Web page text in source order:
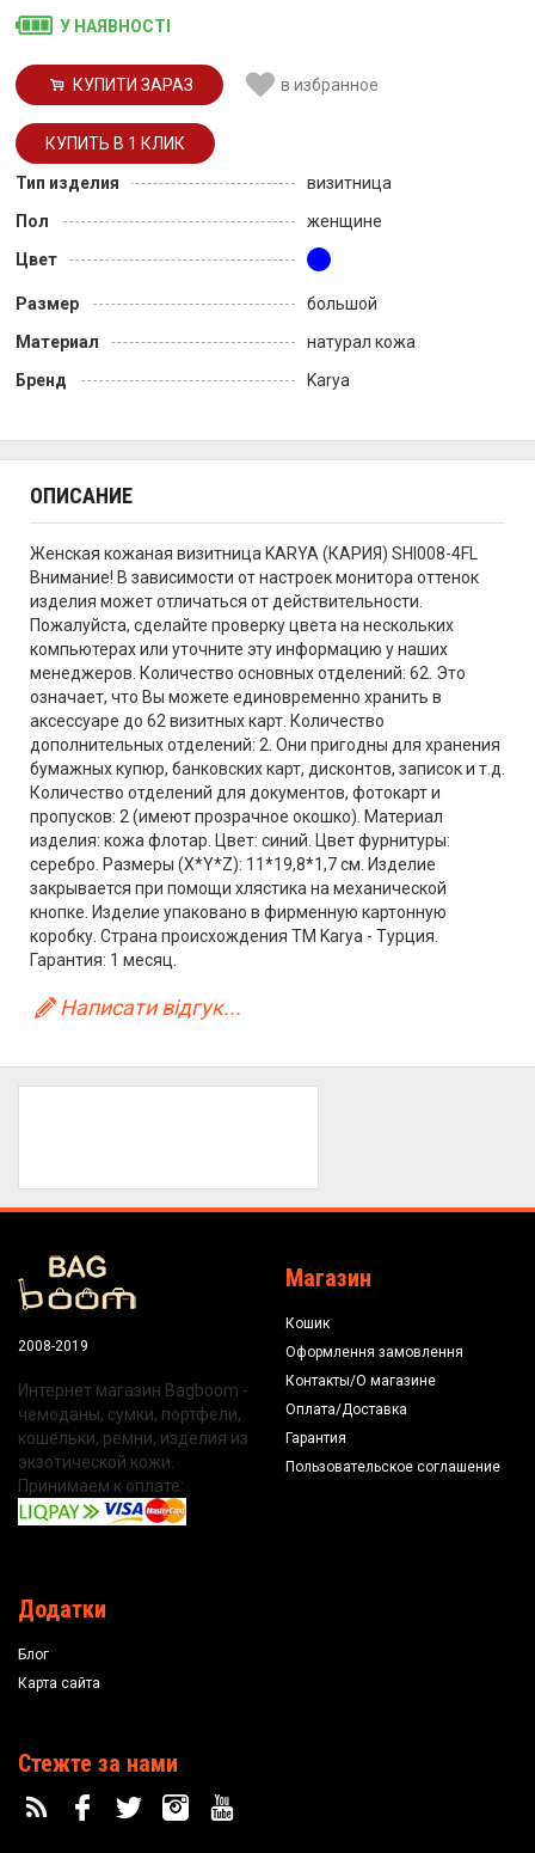
У НАЯВНОСТІ
КУПИТИ ЗАРАЗ в избранное
Тип изделия
визитница
Пол
женщине
Цвет
Размер
большой
Материал
натурал кожа
Бренд
Karya
ОПИСАНИЕ
Женская кожаная визитница KARYA (КАРИЯ) SHI008-4FL
Внимание! В зависимости от настроек монитора оттенок
изделия может отличаться от действительности.
Пожалуйста, сделайте проверку цвета на нескольких
компьютерах или уточните эту информацию у наших
менеджеров. Количество основных отделений: 62. Это
означает, что Вы можете единовременно хранить в
аксессуаре до 62 визитных карт. Количество
дополнительных отделений: 2. Они пригодны для хранения
бумажных купюр, банковских карт, дисконтов, записок и т.д.
Количество отделений для документов, фотокарт и
пропусков: 2 (имеют прозрачное окошко). Материал
изделия: кожа флотар. Цвет: синий. Цвет фурнитуры:
серебро. Размеры (X*Y*Z): 11*19,8*1,7 см. Изделие
закрывается при помощи хлястика на механической
кнопке. Изделие упаковано в фирменную картонную
коробку. Страна происхождения TM Karya - Турция.
Гарантия: 1 месяц.
Написати відгук...
2008-2019
Интернет магазин Bagboom -
чемоданы, сумки, портфели,
кошельки, ремни, изделия из
экзотической кожи.
Принимаем к оплате:
Магазин
Кошик
Оформлення замовлення
Контакты/О магазине
Оплата/Доставка
Гарантия
Пользовательское соглашение
Додатки
Блог
Карта сайта
Стежте за нами